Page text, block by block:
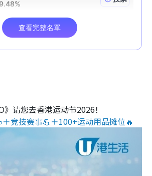
》请您去香港运动节2026！
竞技赛事💪＋100+运动用品摊位🔥